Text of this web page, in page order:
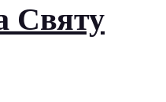
Святу